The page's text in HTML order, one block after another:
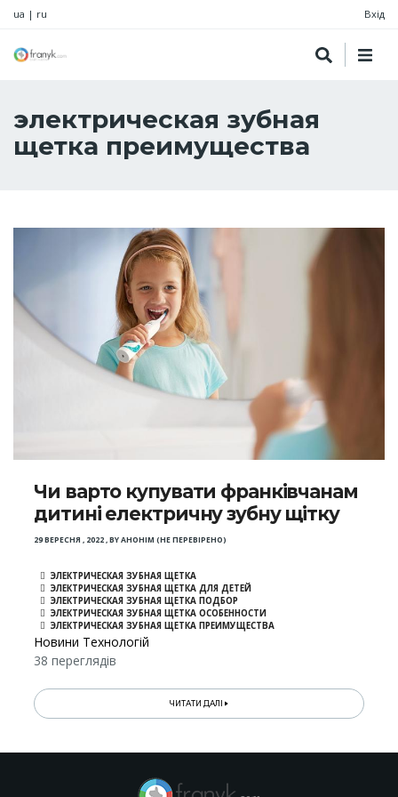
ua | ru Вхід
электрическая зубная
щетка преимущества
Чи варто купувати франківчанам
дитині електричну зубну щітку
29 ВЕРЕСНЯ , 2022,BYАНОНІМ (НЕ ПЕРЕВІРЕНО)
ЭЛЕКТРИЧЕСКАЯ ЗУБНАЯ ЩЕТКА
ЭЛЕКТРИЧЕСКАЯ ЗУБНАЯ ЩЕТКА ДЛЯ ДЕТЕЙ
ЭЛЕКТРИЧЕСКАЯ ЗУБНАЯ ЩЕТКА ПОДБОР
ЭЛЕКТРИЧЕСКАЯ ЗУБНАЯ ЩЕТКА ОСОБЕННОСТИ
ЭЛЕКТРИЧЕСКАЯ ЗУБНАЯ ЩЕТКА ПРЕИМУЩЕСТВА
Новини Технологій
38 переглядів
ЧИТАТИ ДАЛІ